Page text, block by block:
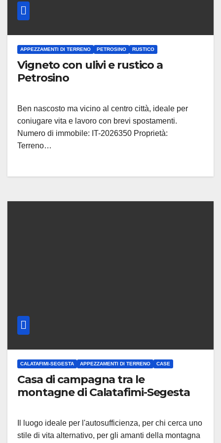
APPEZZAMENTI DI TERRENO PETROSINO RUSTICO
Vigneto con ulivi e rustico a
Petrosino
Ben nascosto ma vicino al centro città, ideale per
coniugare vita e lavoro con brevi spostamenti.
Numero di immobile: IT-2026350 Proprietà:
Terreno…
CALATAFIMI-SEGESTA APPEZZAMENTI DI TERRENO CASE
Casa di campagna tra le
montagne di Calatafimi-Segesta
Il luogo ideale per l'autosufficienza, per chi cerca uno
stile di vita alternativo, per gli amanti della montagna